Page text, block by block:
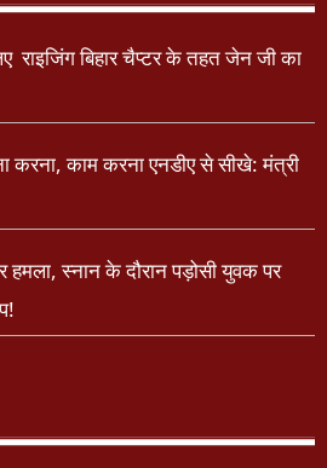
राइजिंग बिहार चैप्टर के तहत जेन जी का
करना, काम करना एनडीए से सीखे: मंत्री
हमला, स्नान के दौरान पड़ोसी युवक पर